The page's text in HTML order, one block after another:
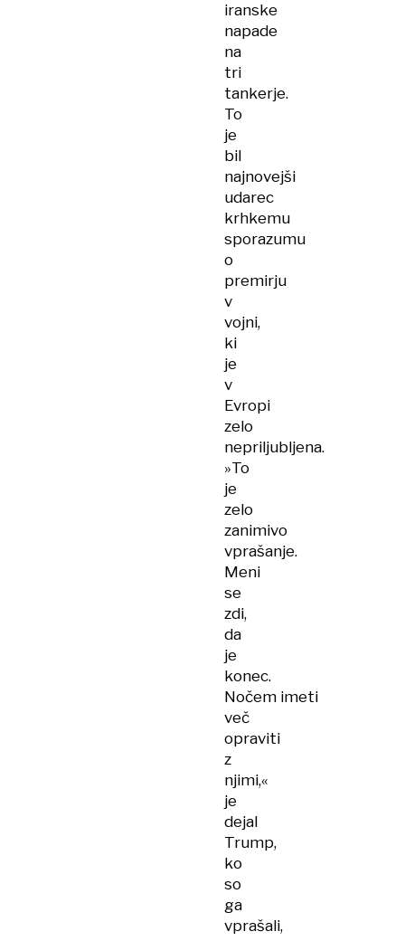
iranske
napade
na
tri
tankerje.
To
je
bil
najnovejši
udarec
krhkemu
sporazumu
o
premirju
v
vojni,
ki
je
v
Evropi
zelo
nepriljubljena.
»To
je
zelo
zanimivo
vprašanje.
Meni
se
zdi,
da
je
konec.
Nočem imeti
več
opraviti
z
njimi,«
je
dejal
Trump,
ko
so
ga
vprašali,